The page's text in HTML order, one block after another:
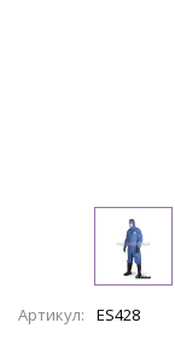
Артикул: ES428